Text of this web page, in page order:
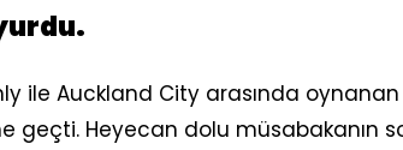
ile Auckland City arasında oynanan
geçti. Heyecan dolu müsabakanın